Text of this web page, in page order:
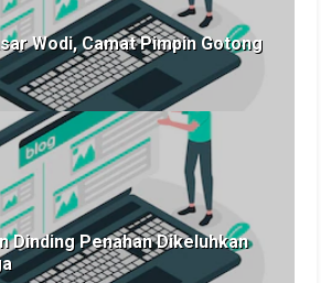
Wodi, Camat Pimpin Gotong
Dinding Penahan Dikeluhkan